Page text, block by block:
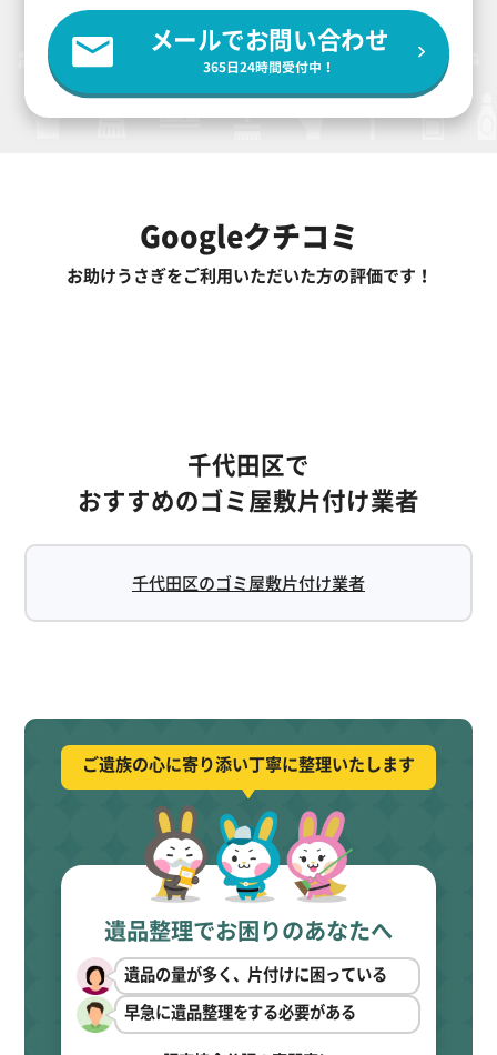
メールでお問い合わせ
365日24時間受付中！
Googleクチコミ
お助けうさぎをご利用いただいた方の評価です！
千代田区で
おすすめのゴミ屋敷片付け業者
千代田区のゴミ屋敷片付け業者
ご遺族の心に寄り添い丁寧に整理いたします
遺品整理でお困りのあなたへ
遺品の量が多く、片付けに困っている
早急に遺品整理をする必要がある